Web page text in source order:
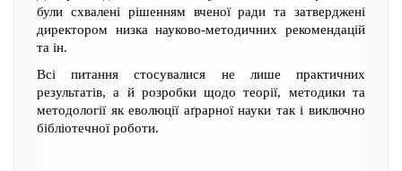
були схвалені рішенням вченої ради та затверджені
директором низка науково-методичних рекомендацій
та ін.
Всі питання стосувалися не лише практичних
результатів, а й розробки щодо теорії, методики та
методології як еволюції аґрарної науки так і виключно
бібліотечної роботи.